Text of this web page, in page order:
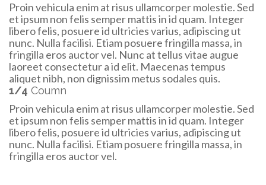
Proin vehicula enim at risus ullamcorper molestie. Sed
et ipsum non felis semper mattis in id quam. Integer
libero felis, posuere id ultricies varius, adipiscing ut
nunc. Nulla facilisi. Etiam posuere fringilla massa, in
fringilla eros auctor vel. Nunc at tellus vitae augue
laoreet consectetur a id elit. Maecenas tempus
aliquet nibh, non dignissim metus sodales quis.
1/4 Coumn
Proin vehicula enim at risus ullamcorper molestie. Sed
et ipsum non felis semper mattis in id quam. Integer
libero felis, posuere id ultricies varius, adipiscing ut
nunc. Nulla facilisi. Etiam posuere fringilla massa, in
fringilla eros auctor vel.